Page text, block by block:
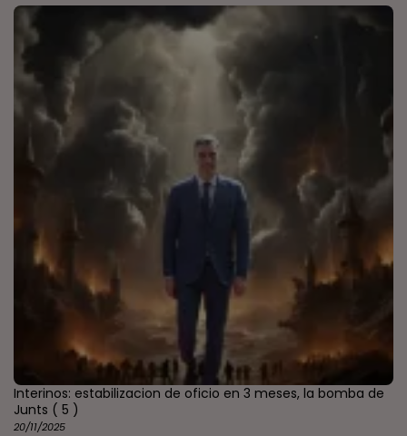
Interinos: estabilizacion de oficio en 3 meses, la bomba de
Junts ( 5 )
20/11/2025